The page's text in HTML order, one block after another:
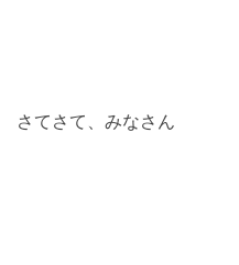
さてさて、みなさん